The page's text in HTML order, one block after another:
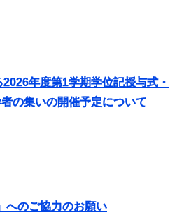
年度第1学期学位記授与式・
の集いの開催予定について
へのご協力のお願い